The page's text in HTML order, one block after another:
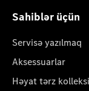
Sahiblər üçün
Servisə yazılmaq
Aksessuarlar
Həyat tərz